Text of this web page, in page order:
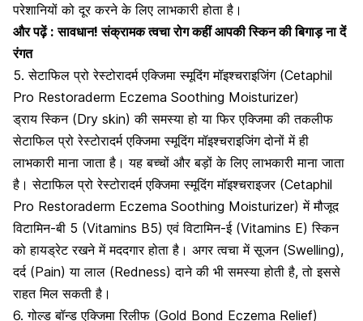
परेशानियों को दूर करने के लिए लाभकारी होता है।
और पढ़ें : सावधान! संक्रामक त्वचा रोग कहीं आपकी स्किन की बिगाड़ ना दें
रंगत
5. सेटाफिल प्रो रेस्टोरादर्म एक्जिमा स्मूदिंग मॉइश्चराइजिंग (Cetaphil
Pro Restoraderm Eczema Soothing Moisturizer)
ड्राय स्किन (Dry skin) की समस्या हो या फिर एक्जिमा की तकलीफ
सेटाफिल प्रो रेस्टोरादर्म एक्जिमा स्मूदिंग मॉइश्चराइजिंग दोनों में ही
लाभकारी माना जाता है। यह बच्चों और बड़ों के लिए लाभकारी माना जाता
है। सेटाफिल प्रो रेस्टोरादर्म एक्जिमा स्मूदिंग मॉइश्चराइजर (Cetaphil
Pro Restoraderm Eczema Soothing Moisturizer) में मौजूद
विटामिन-बी 5 (Vitamins B5) एवंविटामिन-ई(Vitamins E) स्किन
को हायड्रेट रखने में मददगार होता है। अगर त्वचा में सूजन (Swelling),
दर्द (Pain) या लाल (Redness) दाने की भी समस्या होती है, तो इससे
राहत मिल सकती है।
6. गोल्ड बॉन्ड एक्जिमा रिलीफ (Gold Bond Eczema Relief)